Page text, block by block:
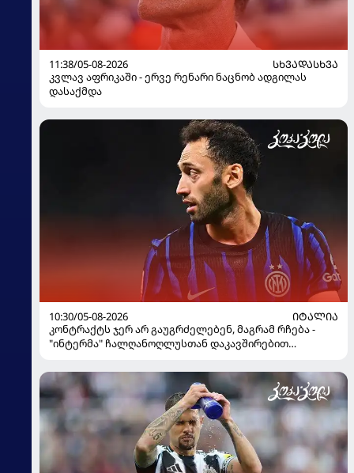
11:38/05-08-2026
ᲡᲮᲕᲐᲓᲐᲡᲮᲕᲐ
კვლავ აფრიკაში - ერვე რენარი ნაცნობ ადგილას
დასაქმდა
10:30/05-08-2026
ᲘᲢᲐᲚᲘᲐ
კონტრაქტს ჯერ არ გაუგრძელებენ, მაგრამ რჩება -
"ინტერმა" ჩალღანოღლუსთან დაკავშირებით